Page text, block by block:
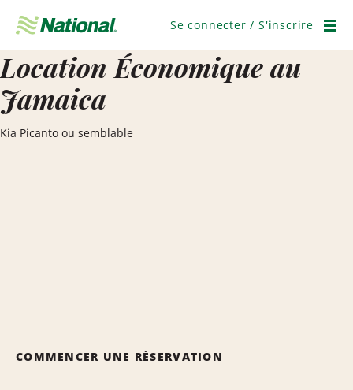
navigation
Se connecter / S'inscrire
Location Économique au
Jamaica
Kia Picanto ou semblable
COMMENCER UNE RÉSERVATION